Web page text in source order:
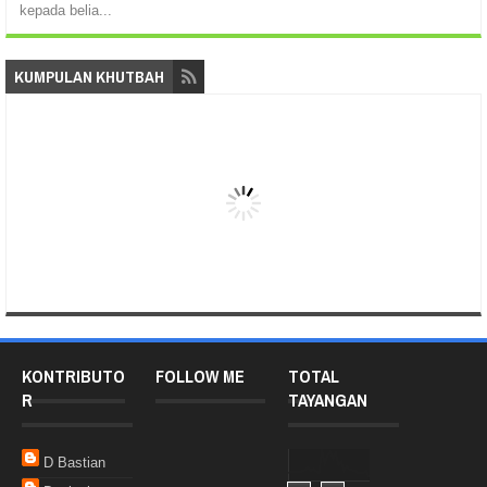
kepada belia...
KUMPULAN KHUTBAH
KONTRIBUTO
R
D Bastian
FOLLOW ME
TOTAL
TAYANGAN